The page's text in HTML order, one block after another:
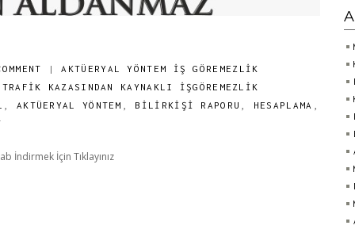
|AKTÜERYAL YÖNTEM İŞ GÖREMEZLIK
TRAFİK KAZASINDAN KAYNAKLI İŞGÖREMEZLİK
AKTÜERYAL YÖNTEM BILIRKIŞI RAPORU HESAPLAMA
İndirmek İçin Tıklayınız